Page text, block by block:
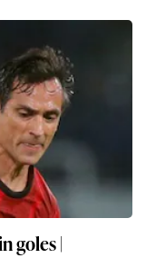
goles |